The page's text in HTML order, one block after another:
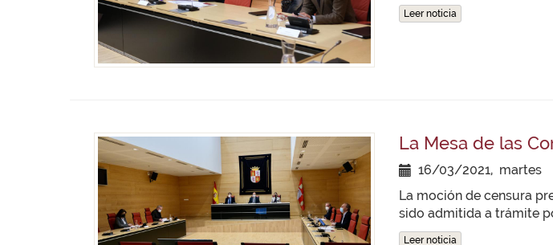
Leer noticia
La Mesa de las
16/03/2021, martes
La moción de censura
sido admitida a trámite
Leer noticia